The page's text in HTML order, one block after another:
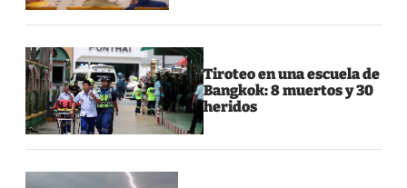
Tiroteo en una escuela de
Bangkok: 8 muertos y 30
heridos